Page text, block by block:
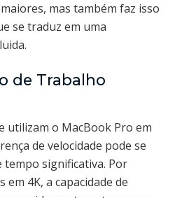
mas também faz isso
se traduz em uma
de Trabalho
utilizam o MacBook Pro em
de velocidade pode se
significativa. Por
4K, a capacidade de